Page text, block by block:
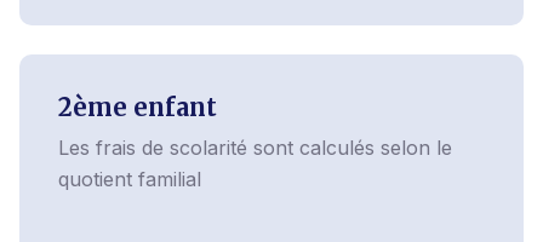
2ème enfant
Les frais de scolarité sont calculés selon le
quotient familial